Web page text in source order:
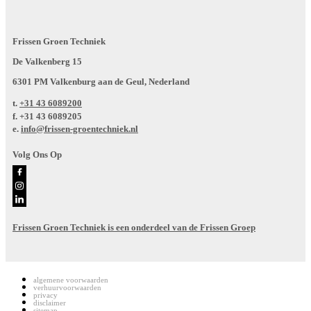
Frissen Groen Techniek
De Valkenberg 15
6301 PM Valkenburg aan de Geul, Nederland
t. +31 43 6089200
f. +31 43 6089205
e. info@frissen-groentechniek.nl
Volg Ons Op
Frissen Groen Techniek is een onderdeel van de Frissen Groep
algemene voorwaarden
verhuurvoorwaarden
privacy
disclaimer